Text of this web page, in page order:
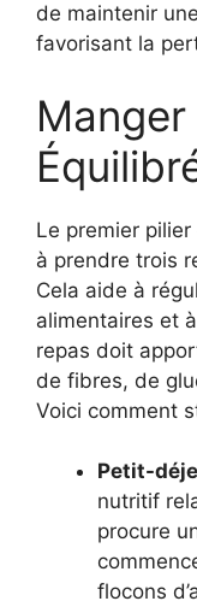
de maintenir
favorisant la
Le premier
à prendre trois
Cela aide à
alimentaires et
repas doit
de fibres, de
Voici comment
Petit-
nutritif
procure
flocons